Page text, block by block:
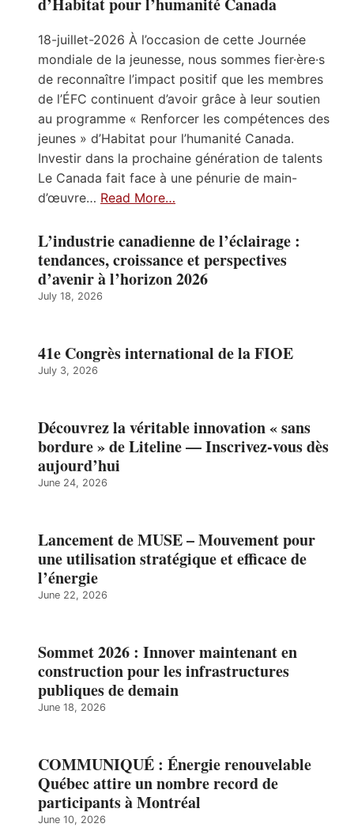
18-juillet-2026 À l’occasion de cette Journée
mondiale de la jeunesse, nous sommes fier·ère·s
de reconnaître l’impact positif que les membres
de l’ÉFC continuent d’avoir grâce à leur soutien
au programme « Renforcer les compétences des
jeunes » d’Habitat pour l’humanité Canada.
Investir dans la prochaine génération de talents
Le Canada fait face à une pénurie de main-
d’œuvre… Read More…
L’industrie canadienne de l’éclairage :
tendances, croissance et perspectives
d’avenir à l’horizon 2026
July 18, 2026
41e Congrès international de la FIOE
July 3, 2026
Découvrez la véritable innovation « sans
bordure » de Liteline — Inscrivez-vous dès
aujourd’hui
June 24, 2026
Lancement de MUSE – Mouvement pour
une utilisation stratégique et efficace de
l’énergie
June 22, 2026
Sommet 2026 : Innover maintenant en
construction pour les infrastructures
publiques de demain
June 18, 2026
COMMUNIQUÉ : Énergie renouvelable
Québec attire un nombre record de
participants à Montréal
June 10, 2026